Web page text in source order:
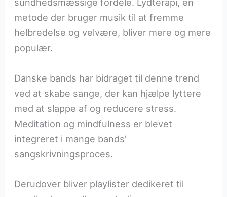
sundhedsmæssige fordele. Lydterapi, en
metode der bruger musik til at fremme
helbredelse og velvære, bliver mere og mere
populær.
Danske bands har bidraget til denne trend
ved at skabe sange, der kan hjælpe lyttere
med at slappe af og reducere stress.
Meditation og mindfulness er blevet
integreret i mange bands’
sangskrivningsproces.
Derudover bliver playlister dedikeret til